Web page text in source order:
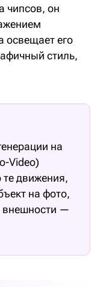
чипсов, он
освещает его
стиль,
на
Video)
те движения,
на фото,
внешности —